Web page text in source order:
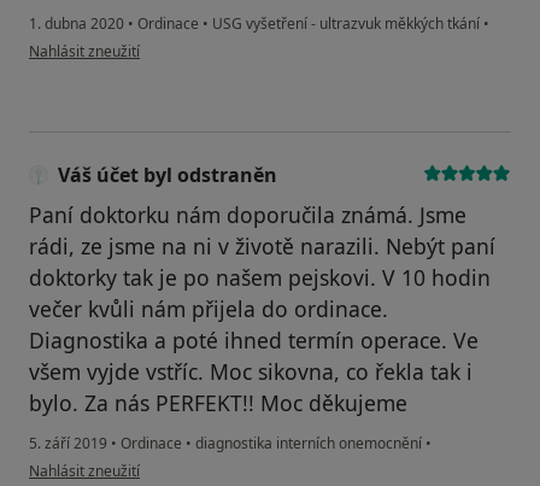
1. dubna 2020 • Ordinace • USG vyšetření - ultrazvuk měkkých tkání •
podle názoru uživatele Lenka Vávrová
Nahlásit zneužití
Váš účet byl odstraněn
Paní doktorku nám doporučila známá. Jsme
rádi, ze jsme na ni v životě narazili. Nebýt paní
doktorky tak je po našem pejskovi. V 10 hodin
večer kvůli nám přijela do ordinace.
Diagnostika a poté ihned termín operace. Ve
všem vyjde vstříc. Moc sikovna, co řekla tak i
bylo. Za nás PERFEKT!! Moc děkujeme
5. září 2019 • Ordinace • diagnostika interních onemocnění •
podle názoru uživatele Váš účet byl odstraněn
Nahlásit zneužití